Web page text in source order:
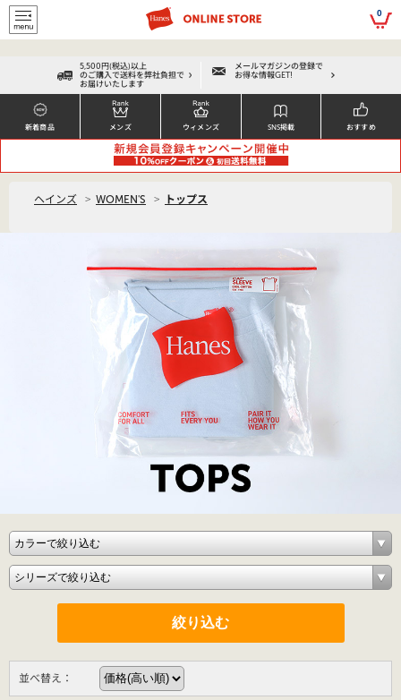
script> 0
5,500円(税込)以上
のご購入で送料を弊社負担で
お届けいたします
メールマガジンの登録で
お得な情報GET!
新着商品 メンズ ウィメンズ SNS掲載 おすすめ
ヘインズ > WOMEN'S > トップス
並べ替え：